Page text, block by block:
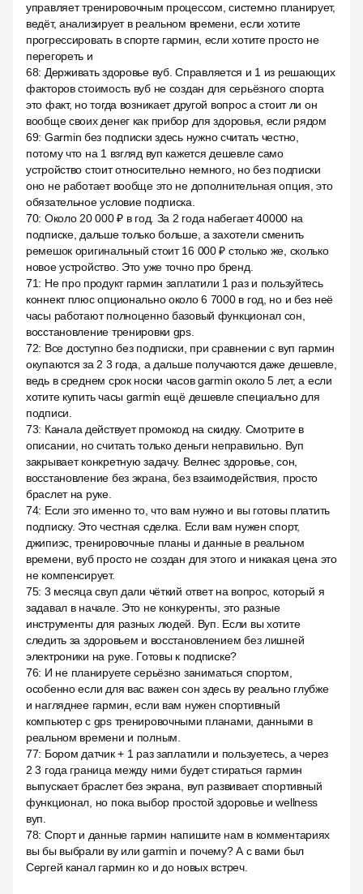
управляет тренировочным процессом, системно планирует,
ведёт, анализирует в реальном времени, если хотите
прогрессировать в спорте гармин, если хотите просто не
перегореть и
68: Держивать здоровье вуб. Справляется и 1 из решающих
факторов стоимость вуб не создан для серьёзного спорта
это факт, но тогда возникает другой вопрос а стоит ли он
вообще своих денег как прибор для здоровья, если рядом
69: Garmin без подписки здесь нужно считать честно,
потому что на 1 взгляд вуп кажется дешевле само
устройство стоит относительно немного, но без подписки
оно не работает вообще это не дополнительная опция, это
обязательное условие подписка.
70: Около 20 000 ₽ в год. За 2 года набегает 40000 на
подписке, дальше только больше, а захотели сменить
ремешок оригинальный стоит 16 000 ₽ столько же, сколько
новое устройство. Это уже точно про бренд.
71: Не про продукт гармин заплатили 1 раз и пользуйтесь
коннект плюс опционально около 6 7000 в год, но и без неё
часы работают полноценно базовый функционал сон,
восстановление тренировки gps.
72: Все доступно без подписки, при сравнении с вуп гармин
окупаются за 2 3 года, а дальше получаются даже дешевле,
ведь в среднем срок носки часов garmin около 5 лет, а если
хотите купить часы garmin ещё дешевле специально для
подписи.
73: Канала действует промокод на скидку. Смотрите в
описании, но считать только деньги неправильно. Вуп
закрывает конкретную задачу. Велнес здоровье, сон,
восстановление без экрана, без взаимодействия, просто
браслет на руке.
74: Если это именно то, что вам нужно и вы готовы платить
подписку. Это честная сделка. Если вам нужен спорт,
джипиэс, тренировочные планы и данные в реальном
времени, вуб просто не создан для этого и никакая цена это
не компенсирует.
75: 3 месяца свуп дали чёткий ответ на вопрос, который я
задавал в начале. Это не конкуренты, это разные
инструменты для разных людей. Вуп. Если вы хотите
следить за здоровьем и восстановлением без лишней
электроники на руке. Готовы к подписке?
76: И не планируете серьёзно заниматься спортом,
особенно если для вас важен сон здесь ву реально глубже
и нагляднее гармин, если вам нужен спортивный
компьютер с gps тренировочными планами, данными в
реальном времени и полным.
77: Бором датчик + 1 раз заплатили и пользуетесь, а через
2 3 года граница между ними будет стираться гармин
выпускает браслет без экрана, вуп развивает спортивный
функционал, но пока выбор простой здоровье и wellness
вуп.
78: Спорт и данные гармин напишите нам в комментариях
вы бы выбрали ву или garmin и почему? А с вами был
Сергей канал гармин ко и до новых встреч.